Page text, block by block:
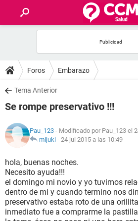
FOROS
SALUD
NUTRICIÓN
BIENESTAR
SEXUALIDAD
GLOSARIO
Foros Embarazo
Tema Anterior
Se rompe preservativo !!!
Pau_123 - Modificado por Pau_123 el
mijuki - 24 jul 2015 a las 10:49
hola, buenas noches.
Necesito ayuda!!!
el domingo mi novio y yo tuvimos
dentro de mi y cuando termino nos
preservativo estaba roto de una
inmediato fue a comprarme la